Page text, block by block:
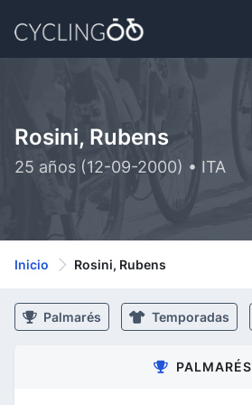
Rosini, Rubens
25 años (12-09-2000) • ITA
Inicio Rosini, Rubens
Palmarés Temporadas
PALMARÉS